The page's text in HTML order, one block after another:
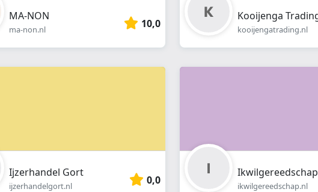
MA-NON
ma-non.nl 10,0
Kooijenga
kooijengatrading.nl
Ijzerhandel Gort
ijzerhandelgort.nl 0,0
Ikwilgereedschap
ikwilgereedschap.nl